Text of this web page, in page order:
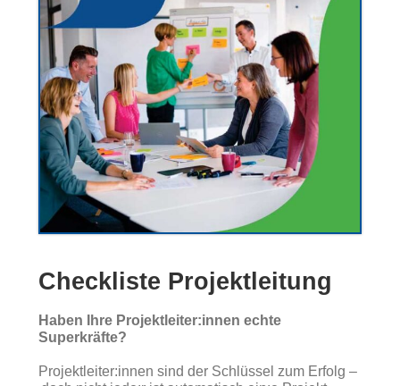
Checkliste Projektleitung
Haben Ihre Projektleiter:innen echte
Superkräfte?
Projektleiter:innen sind der Schlüssel zum Erfolg –